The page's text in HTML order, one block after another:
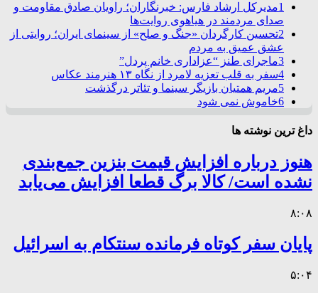
1مدیرکل ارشاد فارس: خبرنگاران؛ راویان صادق مقاومت و
صدای مردمند در هیاهوی روایت‌ها
2تحسین کارگردان «جنگ و صلح» از سینمای ایران؛ روایتی از
عشق عمیق به مردم
3ماجرای طنز “عزاداری خانم پردل”
4سفر به قلب تعزیه لامرد از نگاه ۱۳ هنرمند عکاس
5مریم همتیان بازیگر سینما و تئاتر درگذشت
6خاموش نمی شود
داغ ترین نوشته ها
هنوز درباره افزایش قیمت بنزین جمع‌بندی
نشده است/ کالا برگ قطعا افزایش می‌یابد
۸:۰۸
پایان سفر کوتاه فرمانده سنتکام به اسرائیل
۵:۰۴